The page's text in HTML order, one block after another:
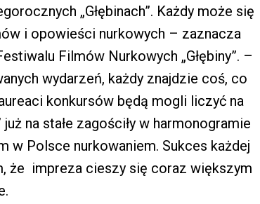
„Głębinach”. Każdy może się
i opowieści nurkowych – zaznacza
Filmów Nurkowych „Głębiny”. –
wydarzeń, każdy znajdzie coś, co
konkursów będą mogli liczyć na
już na stałe zagościły w harmonogramie
w Polsce nurkowaniem. Sukces każdej
że impreza cieszy się coraz większym